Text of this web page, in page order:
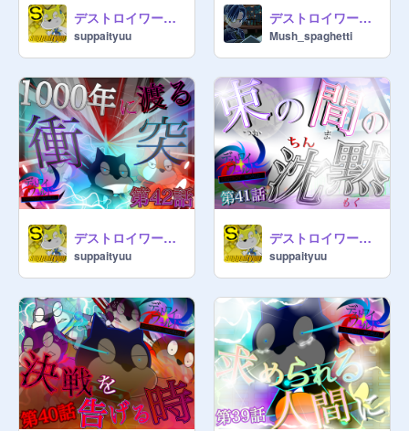
デストロイワールド第43話「開幕最終決戦」
suppaityuu
デストロイワールド 最終章OP「And revive the merody」
Mush_spaghetti
デストロイワールド第42話「1000年に渡る衝突」
suppaityuu
デストロイワールド第41話「束の間の沈黙」
suppaityuu